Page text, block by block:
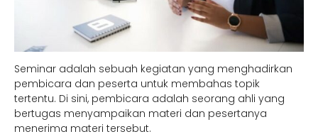
Seminar adalah sebuah kegiatan yang menghadirkan
pembicara dan peserta untuk membahas topik
tertentu. Di sini, pembicara adalah seorang ahli yang
bertugas menyampaikan materi dan pesertanya
menerima materi tersebut.